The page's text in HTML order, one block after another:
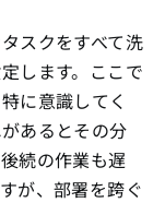
スクをすべて洗
します。ここで
に意識してく
あるとその分
続の作業も遅
が、部署を跨ぐ